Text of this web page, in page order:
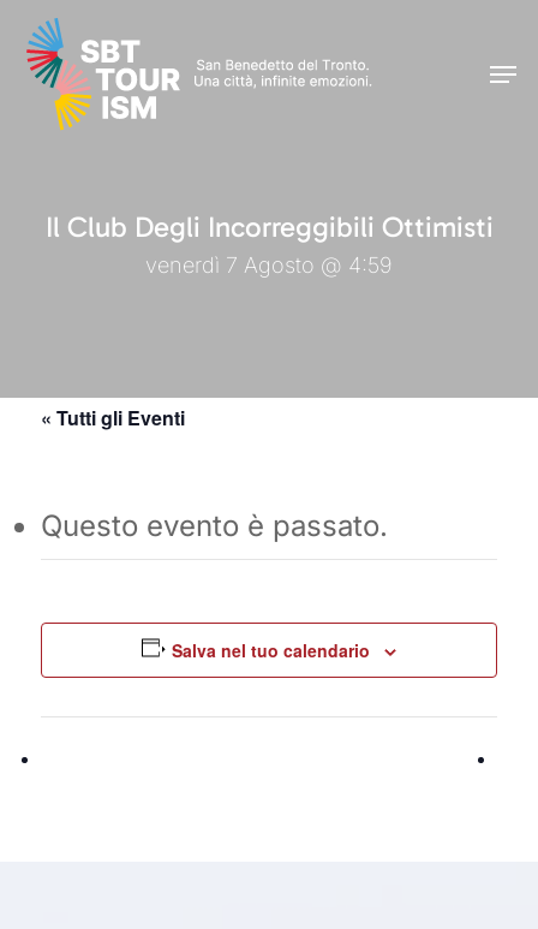
Skip
main
content
Il Club Degli Incorreggibili Ottimisti
venerdì 7 Agosto @ 4:59
« Tutti gli Eventi
Questo evento è passato.
Salva nel tuo calendario